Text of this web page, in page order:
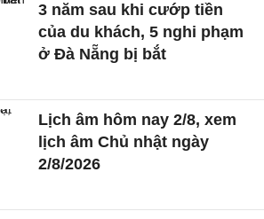
3 năm sau khi cướp tiền
của du khách, 5 nghi phạm
ở Đà Nẵng bị bắt
Lịch âm hôm nay 2/8, xem
lịch âm Chủ nhật ngày
2/8/2026